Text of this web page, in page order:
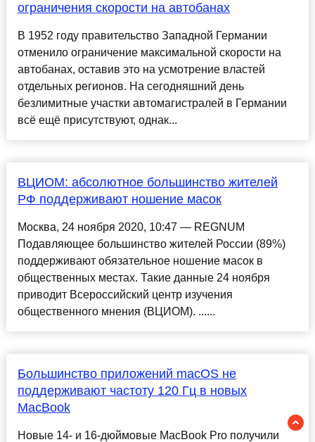
ограничения скорости на автобанах
В 1952 году правительство Западной Германии
отменило ограничение максимальной скорости на
автобанах, оставив это на усмотрение властей
отдельных регионов. На сегодняшний день
безлимитные участки автомагистралей в Германии
всё ещё присутствуют, однак...
ВЦИОМ: абсолютное большинство жителей
РФ поддерживают ношение масок
Москва, 24 ноября 2020, 10:47 — REGNUM
Подавляющее большинство жителей России (89%)
поддерживают обязательное ношение масок в
общественных местах. Такие данные 24 ноября
приводит Всероссийский центр изучения
общественного мнения (ВЦИОМ). ......
Большинство приложений macOS не
поддерживают частоту 120 Гц в новых
MacBook
Новые 14- и 16-дюймовые MacBook Pro получили